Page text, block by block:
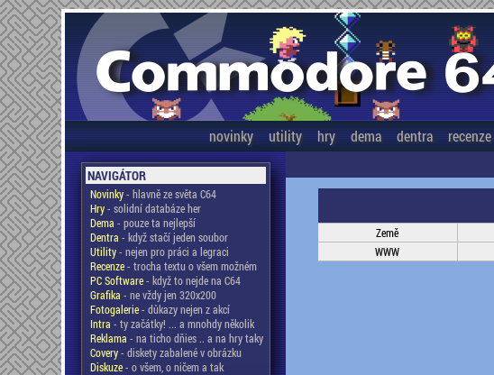
novinky utility hry dema dentra recenze
NAVIGÁTOR
Novinky- hlavně ze světa C64
Hry- solidní databáze her
Dema - pouze ta nejlepší
Dentra - když stačí jeden soubor
Utility- nejen pro práci a legraci
Recenze- trocha textu o všem možném
PC Software- když to nejde na C64
Grafika - ne vždy jen 320x200
Fotogalerie- důkazy nejen z akcí
Intra - ty začátky! ... a mnohdy několik
Reklama - na ticho dňies .. a na hry taky
Covery- diskety zabalené v obrázku
Diskuze- o všem, o ničem a tak
Země
WWW